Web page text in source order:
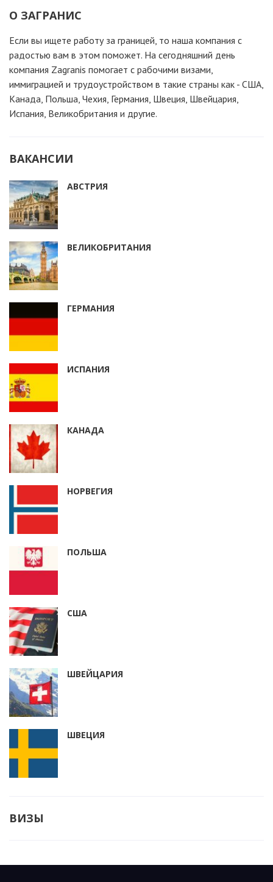
О ЗАГРАНИС
Если вы ищете работу за границей, то наша компания c
радостью вам в этом поможет. На сегодняшний день
компания Zagranis помогает с рабочими визами,
иммиграцией и трудоустройством в такие страны как - США,
Канада, Польша, Чехия, Германия, Швеция, Швейцария,
Испания, Великобритания и другие.
ВАКАНСИИ
АВСТРИЯ
ВЕЛИКОБРИТАНИЯ
ГЕРМАНИЯ
ИСПАНИЯ
КАНАДА
НОРВЕГИЯ
ПОЛЬША
США
ШВЕЙЦАРИЯ
ШВЕЦИЯ
ВИЗЫ